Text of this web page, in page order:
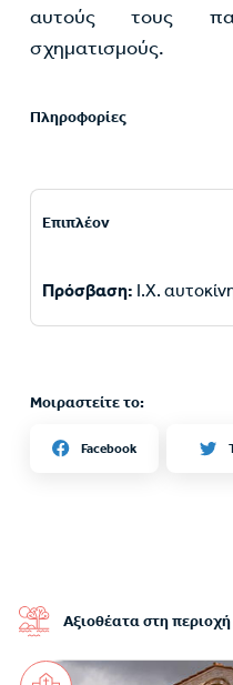
αυτούς τους
σχηματισμούς.
Πληροφορίες
Επιπλέον
Πρόσβαση: I.X.
Μοιραστείτε το:
Facebook
Αξιοθέατα στη περιοχή